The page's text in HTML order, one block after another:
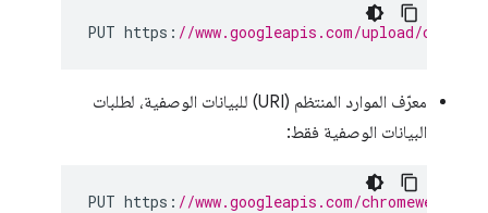
PUT https : //www.googleapis.com/upload/
معرّف الموارد المنتظم (URI) للبيانات الوصفية، لطلبات
البيانات الوصفية فقط:
PUT https : //www.googleapis.com/